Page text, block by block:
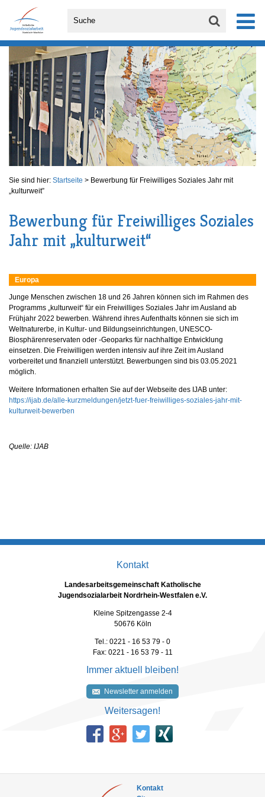
Sie sind hier: Startseite > Bewerbung für Freiwilliges Soziales Jahr mit
„kulturweit”
Bewerbung für Freiwilliges Soziales
Jahr mit „kulturweit“
Europa
Junge Menschen zwischen 18 und 26 Jahren können sich im Rahmen des
Programms „kulturweit“ für ein Freiwilliges Soziales Jahr im Ausland ab
Frühjahr 2022 bewerben. Während ihres Aufenthalts können sie sich im
Weltnaturerbe, in Kultur- und Bildungseinrichtungen, UNESCO-
Biosphärenreservaten oder -Geoparks für nachhaltige Entwicklung
einsetzen. Die Freiwilligen werden intensiv auf ihre Zeit im Ausland
vorbereitet und finanziell unterstützt. Bewerbungen sind bis 03.05.2021
möglich.
Weitere Informationen erhalten Sie auf der Webseite des IJAB unter:
https://ijab.de/alle-kurzmeldungen/jetzt-fuer-freiwilliges-soziales-jahr-mit-
kulturweit-bewerben
Quelle: IJAB
Kontakt
Landesarbeitsgemeinschaft Katholische
Jugendsozialarbeit Nordrhein-Westfalen e.V.
Kleine Spitzengasse 2-4
50676 Köln
Tel.: 0221 - 16 53 79 - 0
Fax: 0221 - 16 53 79 - 11
Immer aktuell bleiben!
Newsletter anmelden
Weitersagen!
Kontakt